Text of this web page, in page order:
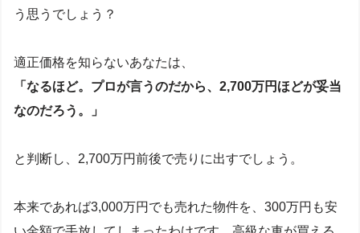
う思うでしょう？
適正価格を知らないあなたは、
「なるほど。プロが言うのだから、2,700万円ほどが妥当
なのだろう。」
と判断し、2,700万円前後で売りに出すでしょう。
本来であれば3,000万円でも売れた物件を、300万円も安